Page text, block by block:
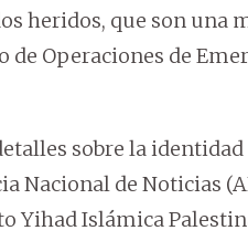
heridos, que son una
Operaciones de
sobre la identidad
Nacional de Noticias
Islámica